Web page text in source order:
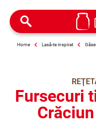
Home Lasă-te inspirat
Fursecuri